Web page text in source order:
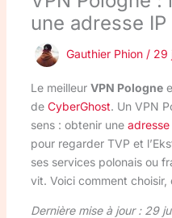
une adresse
Gauthier Phion / 29
Le meilleur VPN Pologne
de CyberGhost. Un VPN
sens : obtenir une adresse
pour regarder TVP et
ses services polonais ou
vit. Voici comment choisir,
Dernière mise à jour : 29